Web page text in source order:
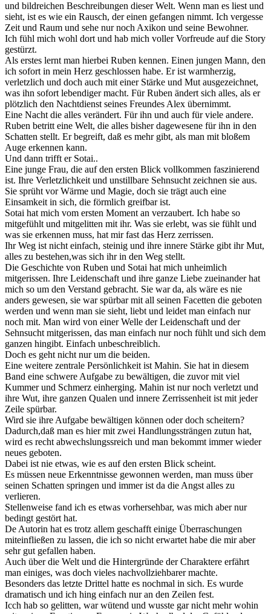
und bildreichen Beschreibungen dieser Welt. Wenn man es liest und
sieht, ist es wie ein Rausch, der einen gefangen nimmt. Ich vergesse
Zeit und Raum und sehe nur noch Axikon und seine Bewohner.
Ich fühl mich wohl dort und hab mich voller Vorfreude auf die Story
gestürzt.
Als erstes lernt man hierbei Ruben kennen. Einen jungen Mann, den
ich sofort in mein Herz geschlossen habe. Er ist warmherzig,
verletzlich und doch auch mit einer Stärke und Mut ausgezeichnet,
was ihn sofort lebendiger macht. Für Ruben ändert sich alles, als er
plötzlich den Nachtdienst seines Freundes Alex übernimmt.
Eine Nacht die alles verändert. Für ihn und auch für viele andere.
Ruben betritt eine Welt, die alles bisher dagewesene für ihn in den
Schatten stellt. Er begreift, daß es mehr gibt, als man mit bloßem
Auge erkennen kann.
Und dann trifft er Sotai..
Eine junge Frau, die auf den ersten Blick vollkommen faszinierend
ist. Ihre Verletzlichkeit und unstillbare Sehnsucht zeichnen sie aus.
Sie sprüht vor Wärme und Magie, doch sie trägt auch eine
Einsamkeit in sich, die förmlich greifbar ist.
Sotai hat mich vom ersten Moment an verzaubert. Ich habe so
mitgefühlt und mitgelitten mit ihr. Was sie erlebt, was sie fühlt und
was sie erkennen muss, hat mir fast das Herz zerrissen.
Ihr Weg ist nicht einfach, steinig und ihre innere Stärke gibt ihr Mut,
alles zu bestehen,was sich ihr in den Weg stellt.
Die Geschichte von Ruben und Sotai hat mich unheimlich
mitgerissen. Ihre Leidenschaft und ihre ganze Liebe zueinander hat
mich so um den Verstand gebracht. Sie war da, als wäre es nie
anders gewesen, sie war spürbar mit all seinen Facetten die geboten
werden und wenn man sie sieht, liebt und leidet man einfach nur
noch mit. Man wird von einer Welle der Leidenschaft und der
Sehnsucht mitgerissen, das man einfach nur noch fühlt und sich dem
ganzen hingibt. Einfach unbeschreiblich.
Doch es geht nicht nur um die beiden.
Eine weitere zentrale Persönlichkeit ist Mahin. Sie hat in diesem
Band eine schwere Aufgabe zu bewältigen, die zuvor mit viel
Kummer und Schmerz einherging. Mahin ist nur noch verletzt und
ihre Wut, ihre ganzen Qualen und innere Zerrissenheit ist mit jeder
Zeile spürbar.
Wird sie ihre Aufgabe bewältigen können oder doch scheitern?
Dadurch,daß man es hier mit zwei Handlungssträngen zutun hat,
wird es recht abwechslungssreich und man bekommt immer wieder
neues geboten.
Dabei ist nie etwas, wie es auf den ersten Blick scheint.
Es müssen neue Erkenntnisse gewonnen werden, man muss über
seinen Schatten springen und immer ist da die Angst alles zu
verlieren.
Stellenweise fand ich es etwas vorhersehbar, was mich aber nur
bedingt gestört hat.
De Autorin hat es trotz allem geschafft einige Überraschungen
miteinfließen zu lassen, die ich so nicht erwartet habe die mir aber
sehr gut gefallen haben.
Auch über die Welt und die Hintergründe der Charaktere erfährt
man einiges, was doch vieles nachvollziehbarer machte.
Besonders das letzte Drittel hatte es nochmal in sich. Es wurde
dramatisch und ich hing einfach nur an den Zeilen fest.
Icch hab so gelitten, war wütend und wusste gar nicht mehr wohin